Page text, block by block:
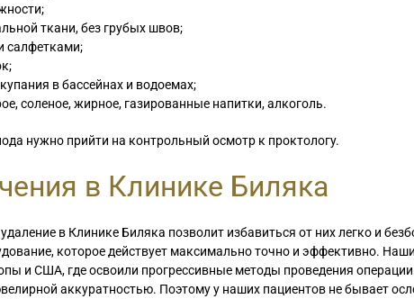
ткани, без грубых швов;
салфетками;
в бассейнах и водоемах;
соленое, жирное, газированные напитки, алкоголь.
нужно прийти на контрольный осмотр к проктологу.
в Клинике Биляка
в Клинике Биляка позволит избавиться от них легко и
которое действует максимально точно и эффективно.
и США, где освоили прогрессивные методы проведения
аккуратностью. Поэтому у наших пациентов не бывает